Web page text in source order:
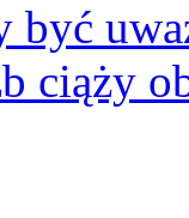
być
ciąży